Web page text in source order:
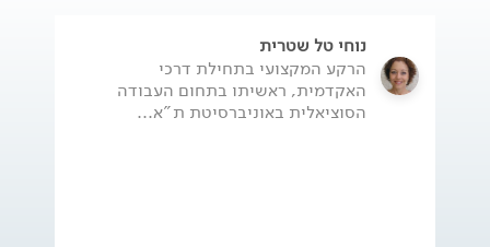
נוחי טל שטרית
הרקע המקצועי בתחילת דרכי
האקדמית, ראשיתו בתחום העבודה
הסוציאלית באוניברסיטת ת"א...